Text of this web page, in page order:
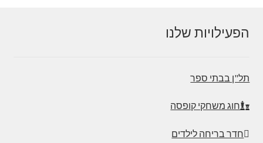
הפעילויות שלנו
תל"ן בבתי ספר
חוג משחקי קופסה
חדר בריחה לילדים